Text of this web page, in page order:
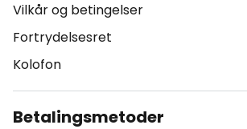
Vilkår og betingelser
Fortrydelsesret
Kolofon
Betalingsmetoder